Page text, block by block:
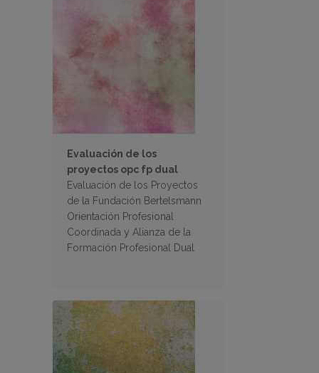
Evaluación de los
proyectos opc fp dual
Evaluación de los Proyectos
de la Fundación Bertelsmann
Orientación Profesional
Coordinada y Alianza de la
Formación Profesional Dual